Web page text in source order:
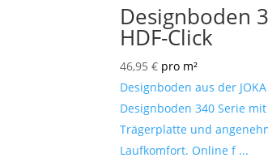
Designboden
HDF-Click
46,95€ pro m²
Designboden aus der JOKA
Designboden 340 Serie
Trägerplatte und
Laufkomfort. Online f ...